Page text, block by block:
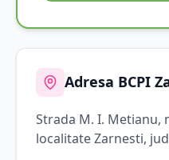
Adresa BCPI
Strada M. I. Metianu,
localitateZarnesti,